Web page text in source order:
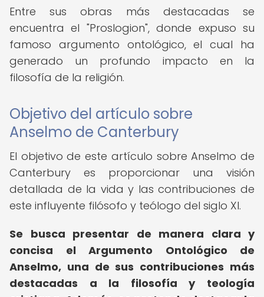
Entre sus obras más destacadas se
encuentra el "Proslogion", donde expuso su
famoso argumento ontológico, el cual ha
generado un profundo impacto en la
filosofía de la religión.
Objetivo del artículo sobre
Anselmo de Canterbury
El objetivo de este artículo sobre Anselmo de
Canterbury es proporcionar una visión
detallada de la vida y las contribuciones de
este influyente filósofo y teólogo del siglo XI.
Se busca presentar de manera clara y
concisa el Argumento Ontológico de
Anselmo, una de sus contribuciones más
destacadas a la filosofía y teología